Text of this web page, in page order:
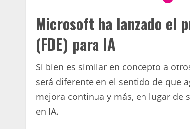
Microsoft ha lanzado el
(FDE) para IA
Si bien es similar en concepto a
será diferente en el sentido de que
mejora continua y más, en lugar
en IA.